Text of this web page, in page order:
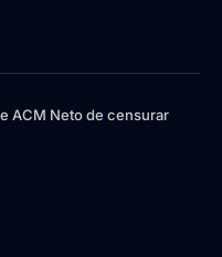
ACM Neto de censurar